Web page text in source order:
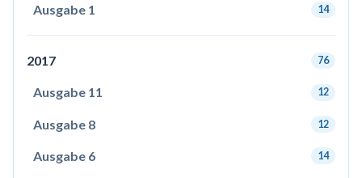
Ausgabe 1 14
2017 76
Ausgabe 11 12
Ausgabe 8 12
Ausgabe 6 14